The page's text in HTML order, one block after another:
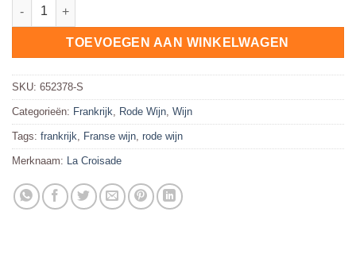
La Croisade Merlot Rode Wijn 75cl Frankrijk hoeveelheid
TOEVOEGEN AAN WINKELWAGEN
SKU: 652378-S
Categorieën: Frankrijk Rode Wijn Wijn
Tags: frankrijk Franse wijn rode wijn
Merknaam: La Croisade